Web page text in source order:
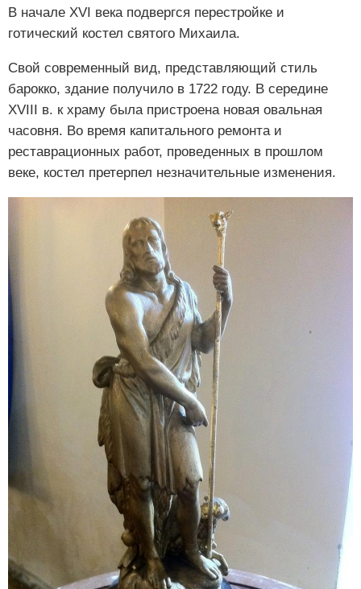
В начале XVI века подвергся перестройке и
готический костел святого Михаила.
Свой современный вид, представляющий стиль
барокко, здание получило в 1722 году. В середине
XVIII в. к храму была пристроена новая овальная
часовня. Во время капитального ремонта и
реставрационных работ, проведенных в прошлом
веке, костел претерпел незначительные изменения.